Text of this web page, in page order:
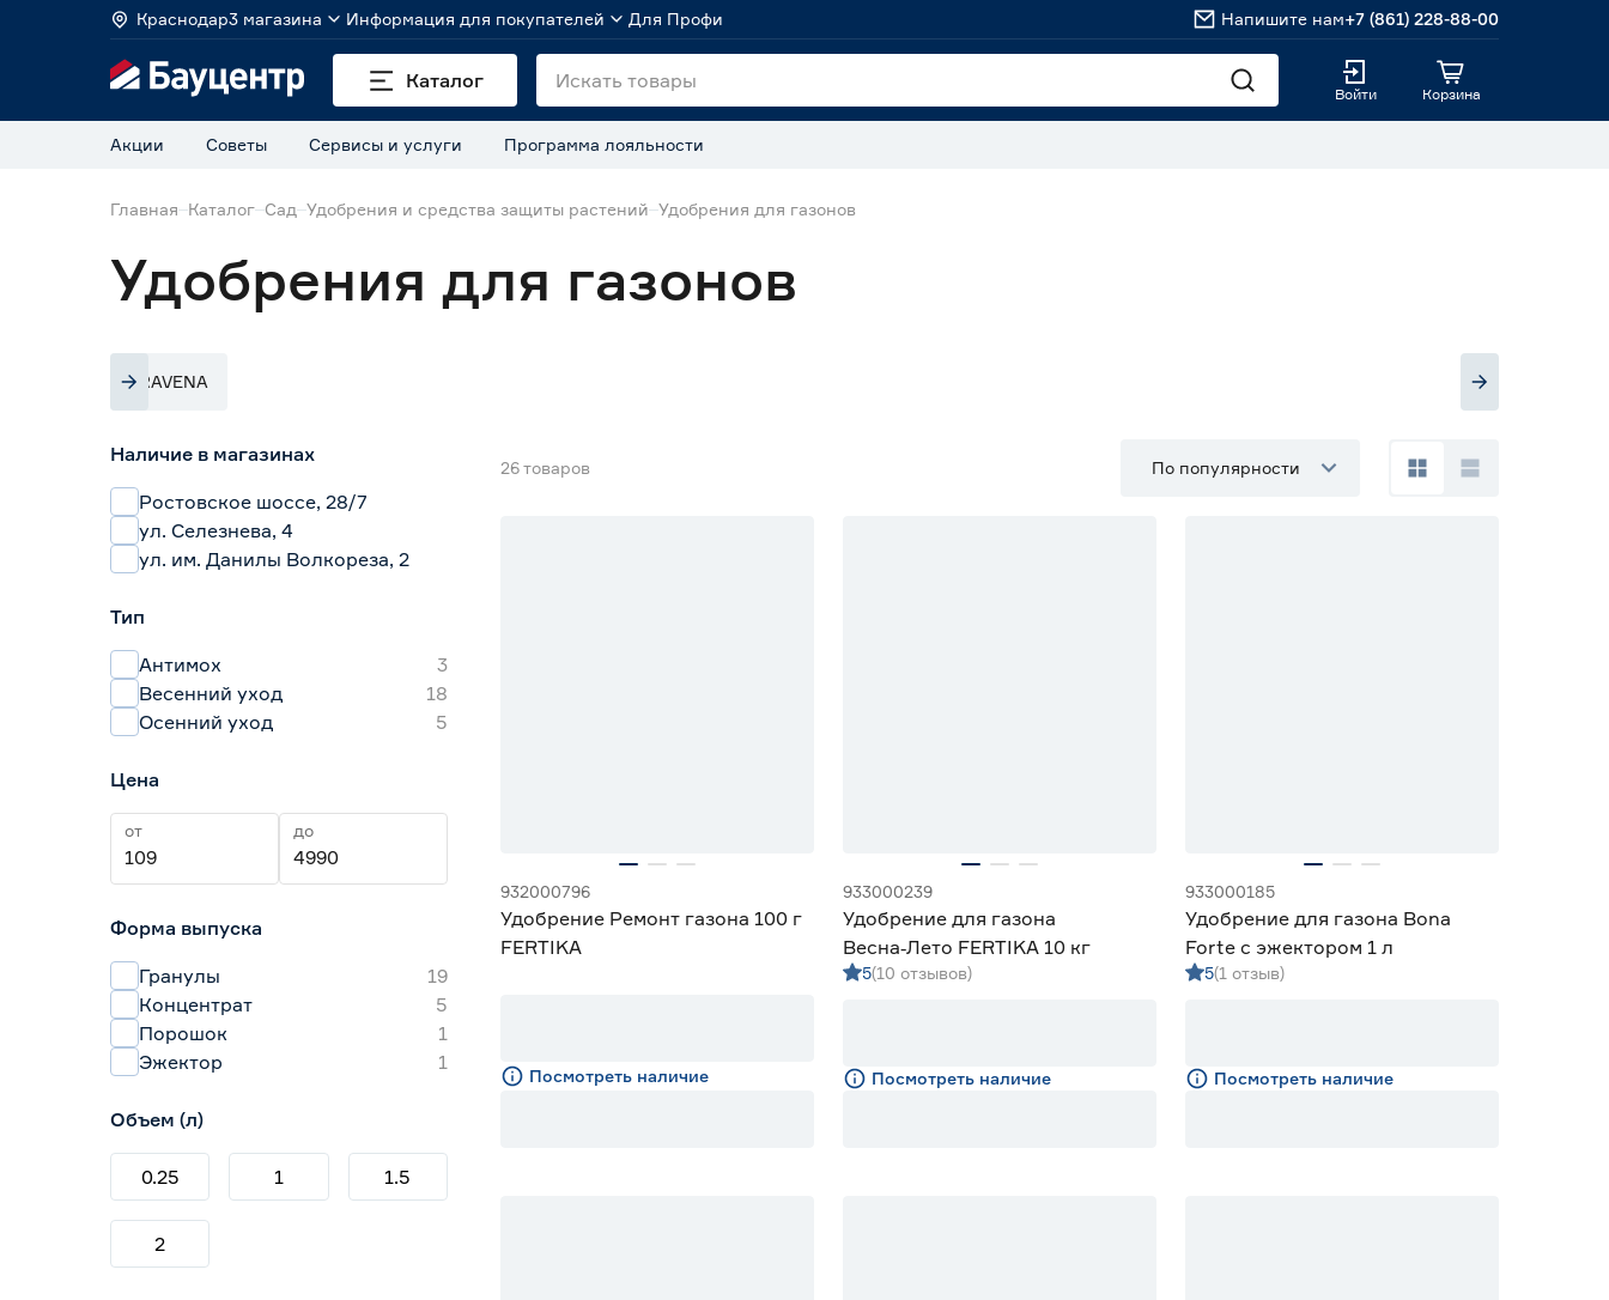
Краснодар3 магазина Информация для покупателей Для Профи Напишите нам+7 (861) 228-88-00
Каталог
Войти Корзина
Акции Советы Сервисы и услуги Программа лояльности
Главная Каталог Сад Удобрения и средства защиты растений Удобрения для газонов
Удобрения для газонов
TRAVENA
Наличие в магазинах
Ростовское шоссе, 28/7
ул. Селезнева, 4
ул. им. Данилы Волкореза, 2
Тип
Антимох
3
Весенний уход
18
Осенний уход
5
Цена
от до
Форма выпуска
Гранулы
19
Концентрат
5
Порошок
1
Эжектор
1
Объем (л)
0.25 1 1.5
2
26товаров По популярности
932000796
Удобрение Ремонт газона 100 г
FERTIKA
Посмотреть наличие
933000239
Удобрение для газона
Весна‑Лето FERTIKA 10 кг
5(10 отзывов)
Посмотреть наличие
933000185
Удобрение для газона Bona
Forte с эжектором 1 л
5(1 отзыв)
Посмотреть наличие